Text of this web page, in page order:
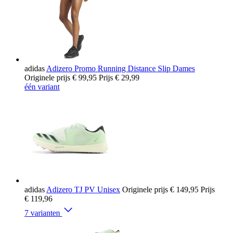
adidas Adizero Promo Running Distance Slip Dames
Originele prijs € 99,95 Prijs € 29,99
één variant
adidas Adizero TJ PV Unisex Originele prijs € 149,95 Prijs
€ 119,96
7 varianten